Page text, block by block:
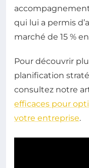
qui lui a permis
marché de 15 %
Pour découvrir
planification
consultez notre
efficaces pour
votre entreprise.